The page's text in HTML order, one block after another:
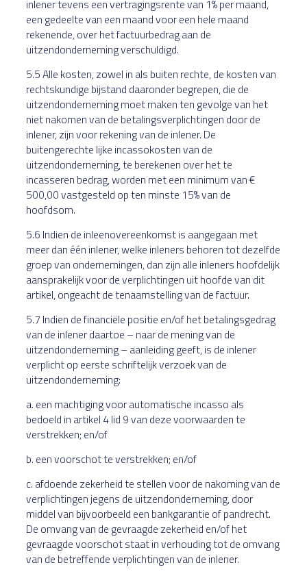
inlener tevens een vertragingsrente van 1% per maand,
een gedeelte van een maand voor een hele maand
rekenende, over het factuurbedrag aan de
uitzendonderneming verschuldigd.
5.5 Alle kosten, zowel in als buiten rechte, de kosten van
rechtskundige bijstand daaronder begrepen, die de
uitzendonderneming moet maken ten gevolge van het
niet nakomen van de betalingsverplichtingen door de
inlener, zijn voor rekening van de inlener. De
buitengerechte lijke incassokosten van de
uitzendonderneming, te berekenen over het te
incasseren bedrag, worden met een minimum van €
500,00 vastgesteld op ten minste 15% van de
hoofdsom.
5.6 Indien de inleenovereenkomst is aangegaan met
meer dan één inlener, welke inleners behoren tot dezelfde
groep van ondernemingen, dan zijn alle inleners hoofdelijk
aansprakelijk voor de verplichtingen uit hoofde van dit
artikel, ongeacht de tenaamstelling van de factuur.
5.7 Indien de financiële positie en/of het betalingsgedrag
van de inlener daartoe – naar de mening van de
uitzendonderneming – aanleiding geeft, is de inlener
verplicht op eerste schriftelijk verzoek van de
uitzendonderneming:
a. een machtiging voor automatische incasso als
bedoeld in artikel 4 lid 9 van deze voorwaarden te
verstrekken; en/of
b. een voorschot te verstrekken; en/of
c. afdoende zekerheid te stellen voor de nakoming van de
verplichtingen jegens de uitzendonderneming, door
middel van bijvoorbeeld een bankgarantie of pandrecht.
De omvang van de gevraagde zekerheid en/of het
gevraagde voorschot staat in verhouding tot de omvang
van de betreffende verplichtingen van de inlener.